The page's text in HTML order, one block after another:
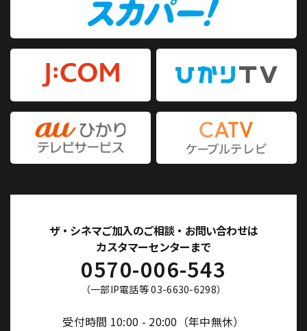
ザ・シネマご加入のご相談・お問い合わせは
カスタマーセンターまで
0570-006-543
（一部IP電話等 03-6630-6298）
受付時間 10:00 - 20:00（年中無休）